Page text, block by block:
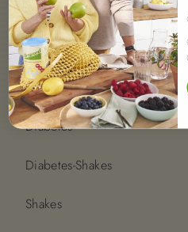
Blog
Ernährung
Diabetes
Diabetes-Shakes
Shakes